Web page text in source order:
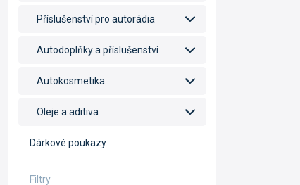
Příslušenství pro autorádia
Autodoplňky a příslušenství
Autokosmetika
Oleje a aditiva
Dárkové poukazy